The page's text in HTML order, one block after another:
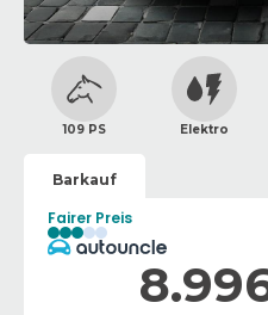
109 PS Elektro
Barkauf
Fairer Preis